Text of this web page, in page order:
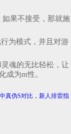
果不接受，那就施
为模式，并且对游
魂的无比轻松，让
成为m性。
真伪S对比，新人排雷指